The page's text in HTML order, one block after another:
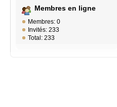
Membres en ligne
Membres: 0
Invités: 233
Total: 233